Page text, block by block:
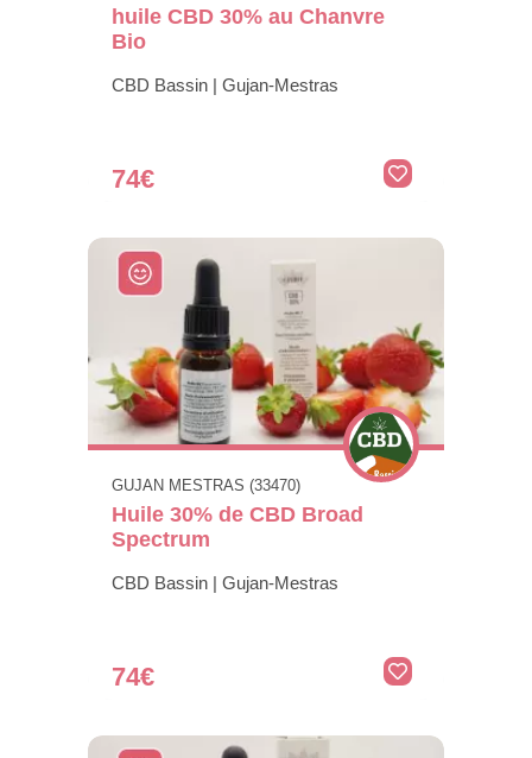
huile CBD 30% au Chanvre
Bio
CBD Bassin | Gujan-Mestras
74€
GUJAN MESTRAS (33470)
Huile 30% de CBD Broad
Spectrum
CBD Bassin | Gujan-Mestras
74€